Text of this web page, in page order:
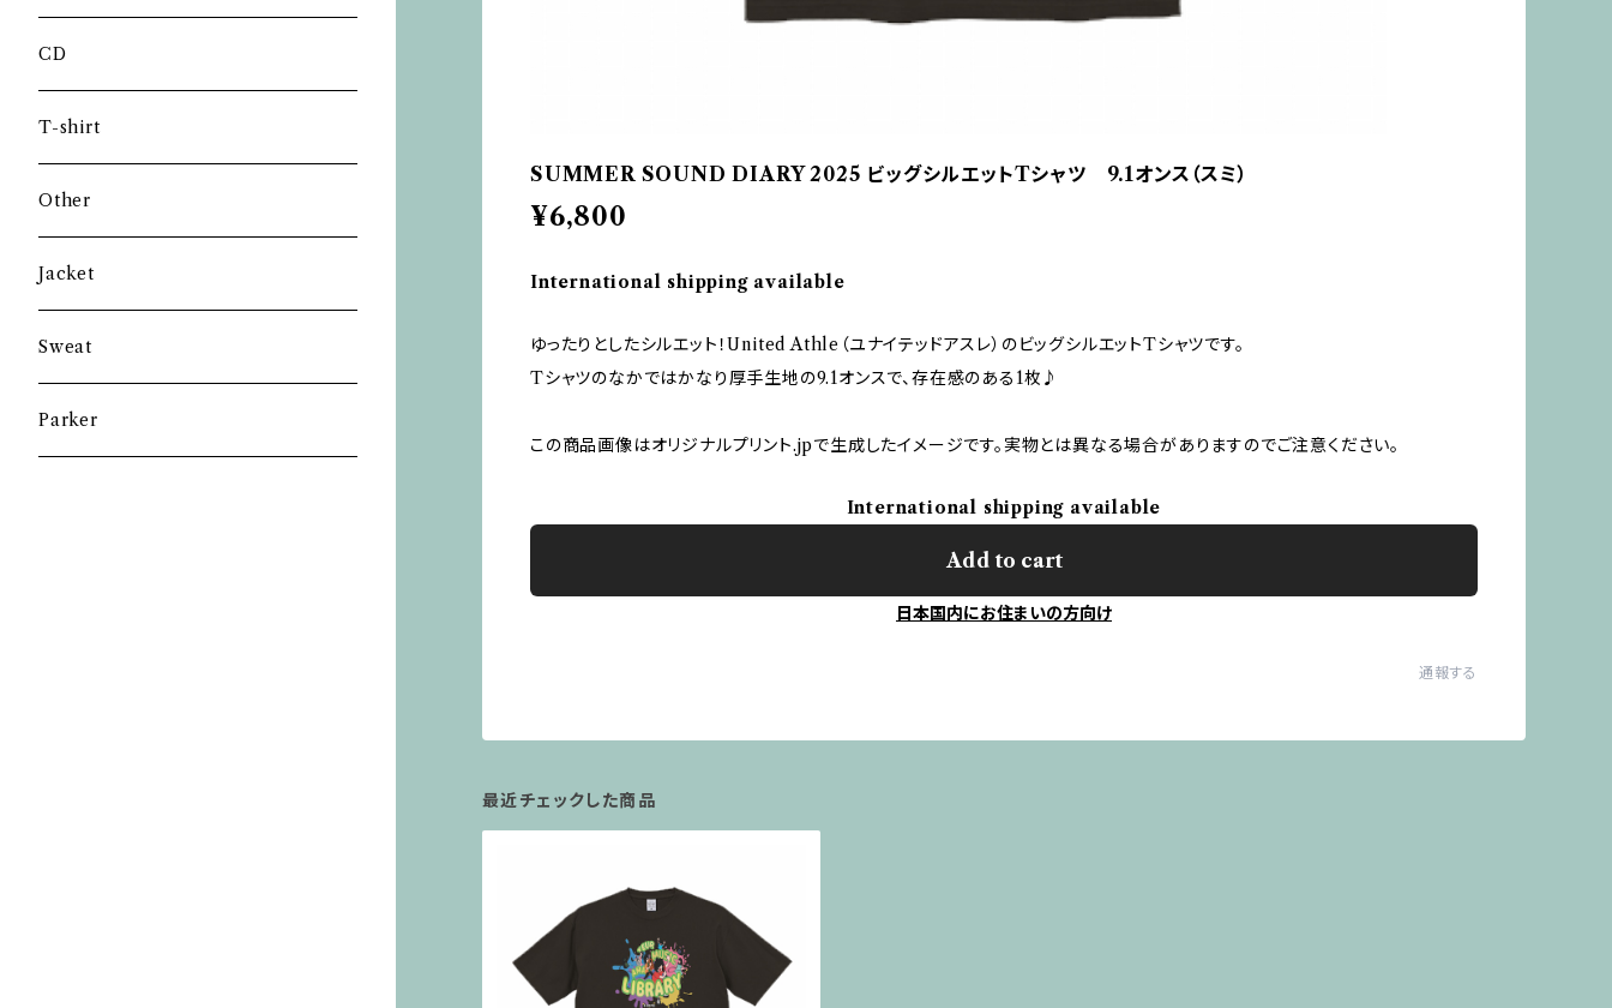
SUMMER SOUND DIARY 2025 ビッグシルエットTシャツ 9.1オンス（スミ）
¥6,800
International shipping available
ゆったりとしたシルエット！United Athle（ユナイテッドアスレ）のビッグシルエットTシャツです。
Tシャツのなかではかなり厚手生地の9.1オンスで、存在感のある1枚♪
この商品画像はオリジナルプリント.jpで生成したイメージです。実物とは異なる場合がありますのでご注意ください。
International shipping available
Add to cart
日本国内にお住まいの方向け
通報する
最近チェックした商品
CD
T-shirt
Other
Jacket
Sweat
Parker